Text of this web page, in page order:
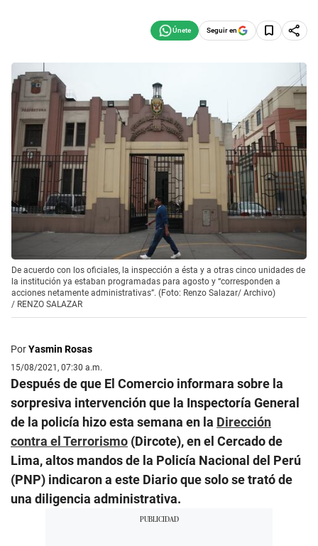
Seguir en
De acuerdo con los oficiales, la inspección a ésta y a otras cinco unidades de
la institución ya estaban programadas para agosto y “corresponden a
acciones netamente administrativas”. (Foto: Renzo Salazar/ Archivo)
/ RENZO SALAZAR
PorYasmin Rosas
15/08/2021, 07:30 a.m.
Después de que El Comercio informara sobre la
sorpresiva intervención que la Inspectoría General
de la policía hizo esta semana en la Dirección
contra el Terrorismo (Dircote), en el Cercado de
Lima, altos mandos de la Policía Nacional del Perú
(PNP) indicaron a este Diario que solo se trató de
una diligencia administrativa.